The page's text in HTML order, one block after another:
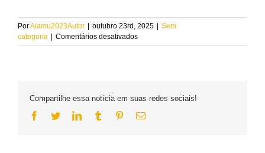
PorAiamu2023Autor outubro 23rd, 2025
Sem
categoria
Comentários desativadosem
Presidente
palestrante
em
evento
Compartilhe essa notícia em suas redes sociais!
Facebook
TwitterLinkedInTumblr PinterestEmail